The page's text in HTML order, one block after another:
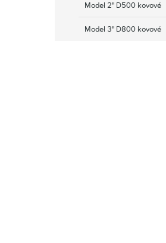
Model 2" D500 kovové
Model 3" D800 kovové